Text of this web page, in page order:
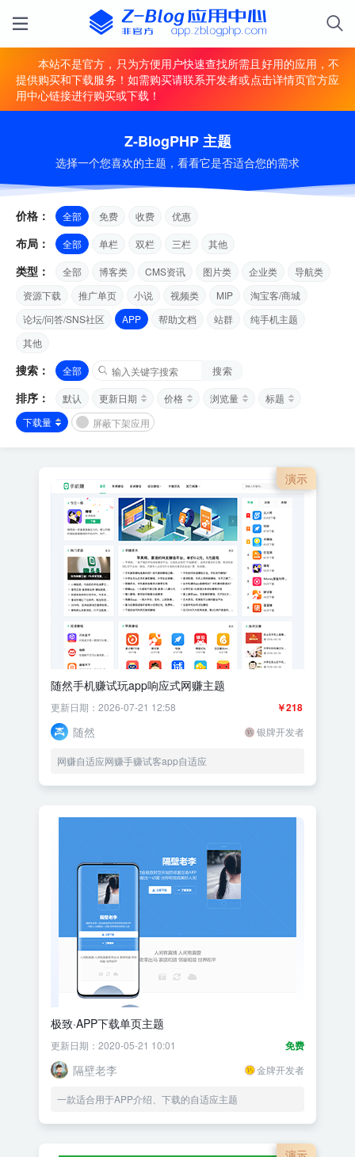
本站不是官方，只为方便用户快速查找所需且好用的应用，不
提供购买和下载服务！如需购买请联系开发者或点击详情页官方应
用中心链接进行购买或下载！
Z-BlogPHP 主题
选择一个您喜欢的主题，看看它是否适合您的需求
价格： 全部 免费 收费 优惠
布局： 全部 单栏 双栏 三栏 其他
类型： 全部 博客类 CMS资讯 图片类 企业类
导航类
资源下载
推广单页 小说 视频类 MIP
淘宝客/商城
论坛/问答/SNS社区
APP 帮助文档 站群
纯手机主题
其他
搜索： 全部 搜索
排序： 默认 更新日期 价格 浏览量
标题
下载量
屏蔽下架应用
演示
随然手机赚试玩app响应式网赚主题
￥218
更新日期：2026-07-21 12:58
随然 银牌开发者
网赚自适应网赚手赚试客app自适应
极致·APP下载单页主题
免费
更新日期：2020-05-21 10:01
隔壁老李 金牌开发者
一款适合用于APP介绍、下载的自适应主题